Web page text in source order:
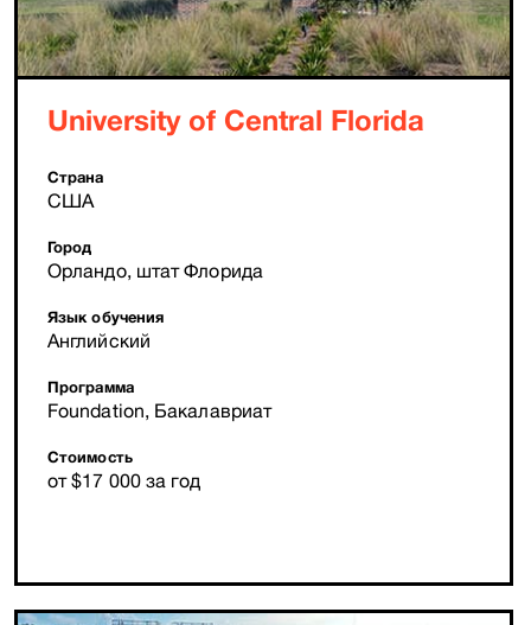
University of Central Florida
Страна
США
Город
Орландо, штат Флорида
Язык обучения
Английский
Программа
Foundation, Бакалавриат
Стоимость
от $17 000 за год